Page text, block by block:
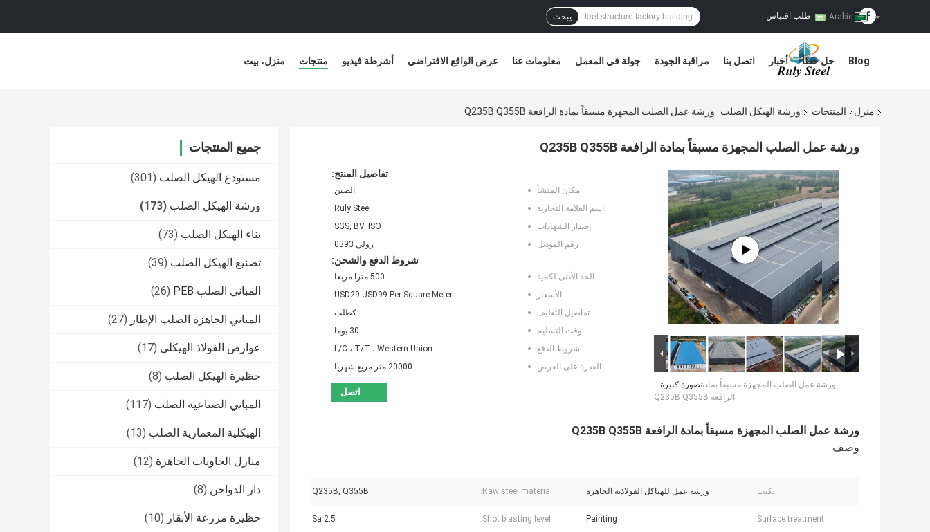
طلب اقتباس يبحث
منزل، بيت منتجات أشرطة فيديو عرض الواقع الافتراضي معلومات عنا جولة في المعمل مراقبة الجودة اتصل بنا أخبار حل خطأ Blog
منزل المنتجات ورشة الهيكل الصلب ورشة عمل الصلب المجهزة مسبقاً بمادة الرافعة Q235B Q355B
جميع المنتجات
مستودع الهيكل الصلب (301)
ورشة الهيكل الصلب (173)
بناء الهيكل الصلب (73)
تصنيع الهيكل الصلب (39)
المباني الصلب PEB (26)
المباني الجاهزة الصلب الإطار (27)
عوارض الفولاذ الهيكلي (17)
حظيرة الهيكل الصلب (8)
المباني الصناعية الصلب (117)
الهيكلية المعمارية الصلب (13)
منازل الحاويات الجاهزة (12)
دار الدواجن (8)
حظيرة مزرعة الأبقار (10)
ورشة عمل الصلب المجهزة مسبقاً بمادة الرافعة Q235B Q355B
صورة كبيرة :ورشة عمل الصلب المجهزة مسبقاً بمادة
الرافعة Q235B Q355B
تفاصيل المنتج:
مكان المنشأ:
الصين
اسم العلامة التجارية:
Ruly Steel
إصدار الشهادات:
SGS, BV, ISO
رقم الموديل:
رولي 0393
شروط الدفع والشحن:
الحد الأدنى لكمية:
500 مترا مربعا
الأسعار:
USD29-USD99 Per Square Meter
تفاصيل التغليف:
كطلب
وقت التسليم:
30 يوما
شروط الدفع:
L/C ، T/T ، Western Union
القدرة على العرض:
20000 متر مربع شهريا
اتصل
ورشة عمل الصلب المجهزة مسبقاً بمادة الرافعة Q235B Q355B
وصف
يكتب: ورشة عمل للهياكل الفولاذية الجاهزة Raw steel material:
Q235B, Q355B
Surface treatment:
Painting
Shot blasting level:
Sa 2.5